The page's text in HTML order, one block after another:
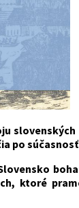
slovenských
po
ktoré